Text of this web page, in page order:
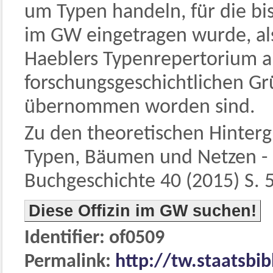
um Typen handeln, für die
im GW eingetragen wurde,
Haeblers Typenrepertorium
forschungsgeschichtlichen
übernommen worden sind.
Zu den theoretischen
Typen, Bäumen und Netzen
Buchgeschichte 40 (2015) S.
Diese Offizin im GW suchen!
Identifier: of0509
Permalink: http://